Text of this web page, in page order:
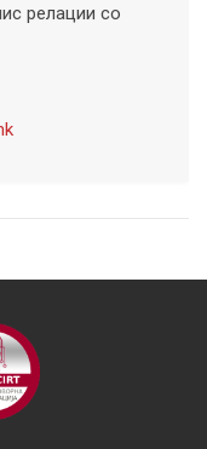
релации со